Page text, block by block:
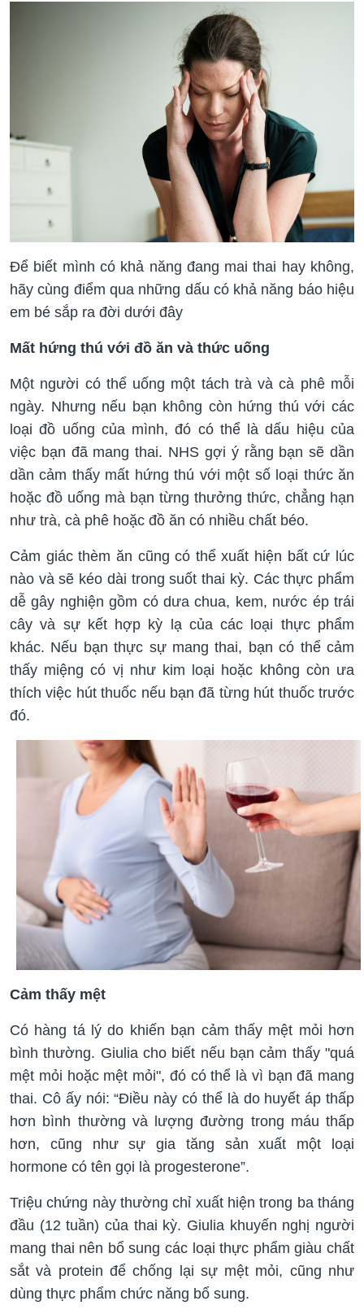
Để biết mình có khả năng đang mai thai hay không,
hãy cùng điểm qua những dấu có khả năng báo hiệu
em bé sắp ra đời dưới đây
Mất hứng thú với đồ ăn và thức uống
Một người có thể uống một tách trà và cà phê mỗi
ngày. Nhưng nếu bạn không còn hứng thú với các
loại đồ uống của mình, đó có thể là dấu hiệu của
việc bạn đã mang thai. NHS gợi ý rằng bạn sẽ dần
dần cảm thấy mất hứng thú với một số loại thức ăn
hoặc đồ uống mà bạn từng thưởng thức, chẳng hạn
như trà, cà phê hoặc đồ ăn có nhiều chất béo.
Cảm giác thèm ăn cũng có thể xuất hiện bất cứ lúc
nào và sẽ kéo dài trong suốt thai kỳ. Các thực phẩm
dễ gây nghiện gồm có dưa chua, kem, nước ép trái
cây và sự kết hợp kỳ lạ của các loại thực phẩm
khác. Nếu bạn thực sự mang thai, bạn có thể cảm
thấy miệng có vị như kim loại hoặc không còn ưa
thích việc hút thuốc nếu bạn đã từng hút thuốc trước
đó.
Cảm thấy mệt
Có hàng tá lý do khiến bạn cảm thấy mệt mỏi hơn
bình thường. Giulia cho biết nếu bạn cảm thấy "quá
mệt mỏi hoặc mệt mỏi", đó có thể là vì bạn đã mang
thai. Cô ấy nói: “Điều này có thể là do huyết áp thấp
hơn bình thường và lượng đường trong máu thấp
hơn, cũng như sự gia tăng sản xuất một loại
hormone có tên gọi là progesterone”.
Triệu chứng này thường chỉ xuất hiện trong ba tháng
đầu (12 tuần) của thai kỳ. Giulia khuyến nghị người
mang thai nên bổ sung các loại thực phẩm giàu chất
sắt và protein để chống lại sự mệt mỏi, cũng như
dùng thực phẩm chức năng bổ sung.